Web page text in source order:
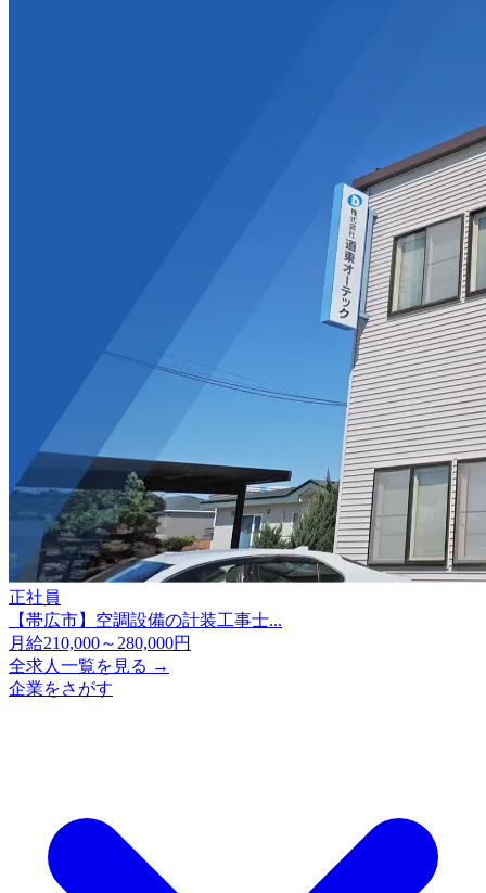
正社員
【帯広市】空調設備の計装工事士...
月給210,000～280,000円
全求人一覧を見る →
企業をさがす